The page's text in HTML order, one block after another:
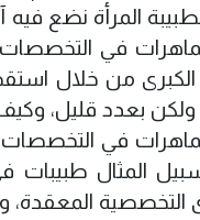
المرأة نضع
في التخصصات
من خلال
ولكن بعدد قليل،
في التخصصات
المثال
التخصصية